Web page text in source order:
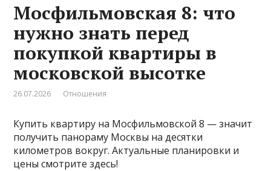
Мосфильмовская 8: что
нужно знать перед
покупкой квартиры в
московской высотке
26.07.2026 Отношения
Купить квартиру на Мосфильмовской 8 — значит
получить панораму Москвы на десятки
километров вокруг. Актуальные планировки и
цены смотрите здесь!